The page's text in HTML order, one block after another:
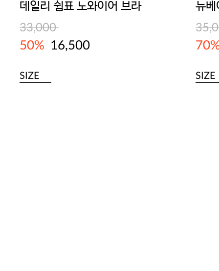
데일리 쉼표 노와이어 브라
33,000
50% 16,500
SIZE
뉴베
SIZE